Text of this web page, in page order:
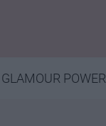
GLAMOUR POWER